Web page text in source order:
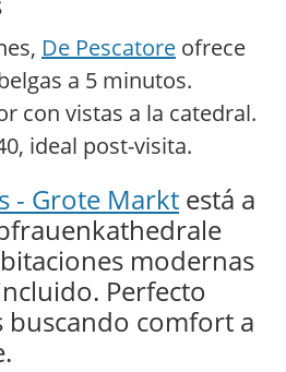
De Pescatore ofrece
a 5 minutos.
con vistas a la catedral.
ideal post-visita.
- Grote Markt está a
modernas
Perfecto
buscando comfort a